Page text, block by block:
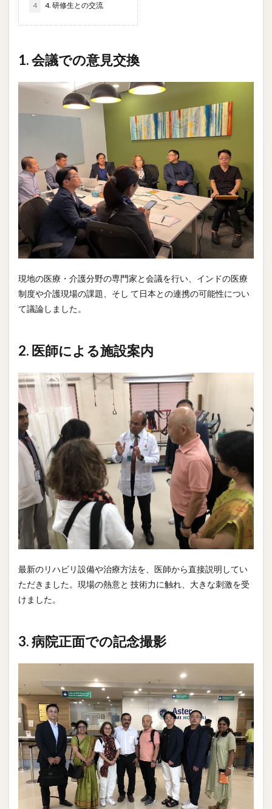
4 4. 研修生との交流
1. 会議での意見交換
現地の医療・介護分野の専門家と会議を行い、インドの医療
制度や介護現場の課題、そし て日本との連携の可能性につい
て議論しました。
2. 医師による施設案内
最新のリハビリ設備や治療方法を、医師から直接説明してい
ただきました。現場の熱意と 技術力に触れ、大きな刺激を受
けました。
3. 病院正面での記念撮影